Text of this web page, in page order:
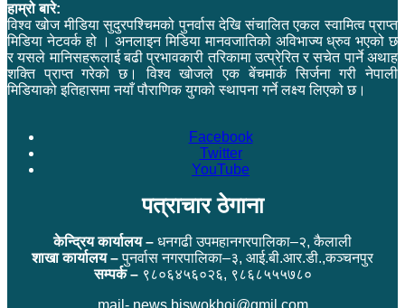
हाम्रो बारे:
विश्व खोज मीडिया सुदुरपश्चिमको पुनर्वास देखि संचालित एकल स्वामित्व प्राप्त
मिडिया नेटवर्क हो । अनलाइन मिडिया मानवजातिको अविभाज्य ध्रुव भएको छ
र यसले मानिसहरूलाई बढी प्रभावकारी तरिकामा उत्प्रेरित र सचेत पार्ने अथाह
शक्ति प्राप्त गरेको छ। विश्व खोजले एक बेंचमार्क सिर्जना गरी नेपाली
मिडियाको इतिहासमा नयाँ पौराणिक युगको स्थापना गर्ने लक्ष्य लिएको छ।
Facebook
Twitter
YouTube
पत्राचार ठेगाना
केन्द्रिय कार्यालय – धनगढी उपमहानगरपालिका–२, कैलाली
शाखा कार्यालय –पुनर्वास नगरपालिका–३, आई.बी.आर.डी.,कञ्चनपुर
सम्पर्क –९८०६४५६०२६, ९८६८५५५७८०